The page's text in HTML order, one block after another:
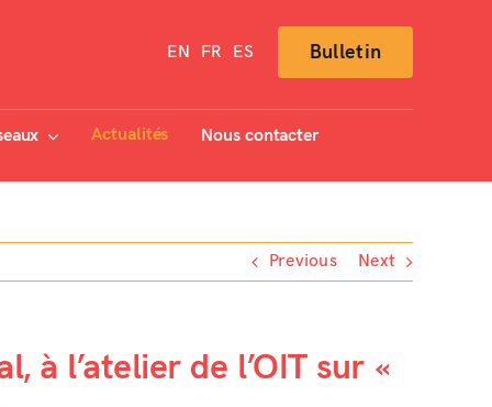
EN FR ES Bulletin
Actualités Nous contacter
Previous Next
à l’atelier de l’OIT sur «